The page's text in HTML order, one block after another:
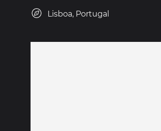
Lisboa, Portugal